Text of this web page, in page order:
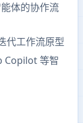
体的协作流
代工作流原型
Copilot 等智